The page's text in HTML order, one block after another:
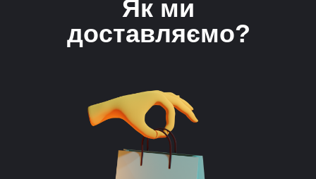
Як ми
доставляємо?